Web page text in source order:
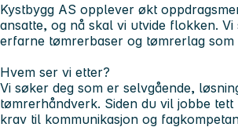
Kystbygg AS opplever økt
ansatte, og nå skal vi utvide flokken.
erfarne tømrerbaser og tømrerlag
Hvem ser vi etter?
Vi søker deg som er selvgående,
tømrerhåndverk. Siden du vil jobbe
krav til kommunikasjon og